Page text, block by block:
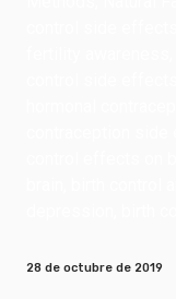
28 de octubre de 2019